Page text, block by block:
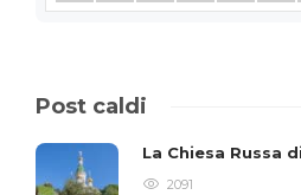
Post caldi
La Chiesa Russa
2091